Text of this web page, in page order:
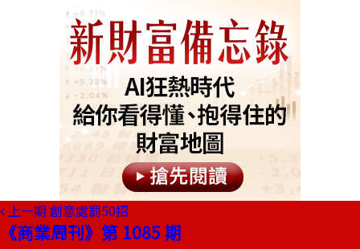
上一期 創意處罰50招
《商業周刊》第 1085 期